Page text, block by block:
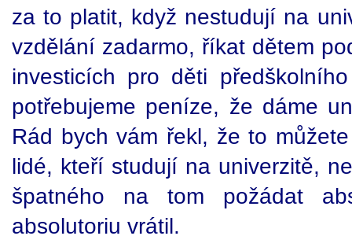
za to platit, když nestudují na
vzdělání zadarmo, říkat dětem
investicích pro děti
potřebujeme peníze, že dáme
Rád bych vám řekl, že to
lidé, kteří studují na univerzitě,
špatného na tom požádat
absolutoriu vrátil.